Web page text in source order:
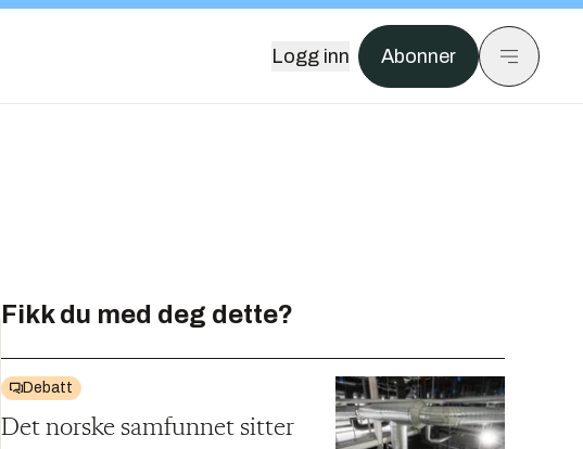
Logg inn Abonner
Fikk du med deg dette?
Debatt
Det norske samfunnet sitter